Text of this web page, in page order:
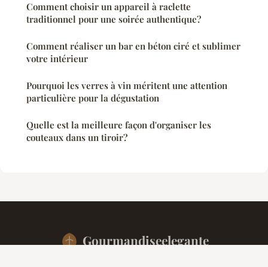
Comment choisir un appareil à raclette
traditionnel pour une soirée authentique?
Comment réaliser un bar en béton ciré et sublimer
votre intérieur
Pourquoi les verres à vin méritent une attention
particulière pour la dégustation
Quelle est la meilleure façon d'organiser les
couteaux dans un tiroir?
Gourmandiseelegante